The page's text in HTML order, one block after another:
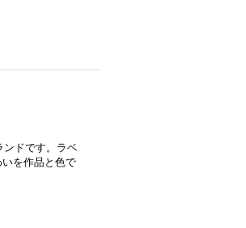
ンドです。ラベ
を作品と色で